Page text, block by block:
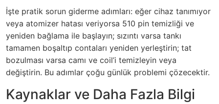
İşte pratik sorun giderme adımları: eğer cihaz tanımıyor
veya atomizer hatası veriyorsa 510 pin temizliği ve
yeniden bağlama ile başlayın; sızıntı varsa tankı
tamamen boşaltıp contaları yeniden yerleştirin; tat
bozulması varsa camı ve coil’i temizleyin veya
değiştirin. Bu adımlar çoğu günlük problemi çözecektir.
Kaynaklar ve Daha Fazla Bilgi